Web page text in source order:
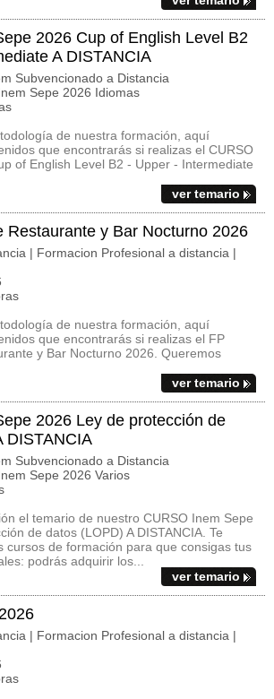
2026 Cup of English Level B2
A DISTANCIA
Subvencionado a Distancia
Sepe 2026 Idiomas
de nuestra formación, aquí
que encontrarás si realizas el CURSO
of English Level B2 - Upper - Intermediate
ver temario
Restaurante y Bar Nocturno 2026
| Formacion Profesional a distancia |
de nuestra formación, aquí
que encontrarás si realizas el FP
y Bar Nocturno 2026. Queremos
ver temario
2026 Ley de protección de
DISTANCIA
Subvencionado a Distancia
Sepe 2026 Varios
el temario de nuestro CURSO Inem Sepe
de datos (LOPD) A DISTANCIA. Te
cursos de formación para que consigas tus
podrás adquirir los...
ver temario
| Formacion Profesional a distancia |